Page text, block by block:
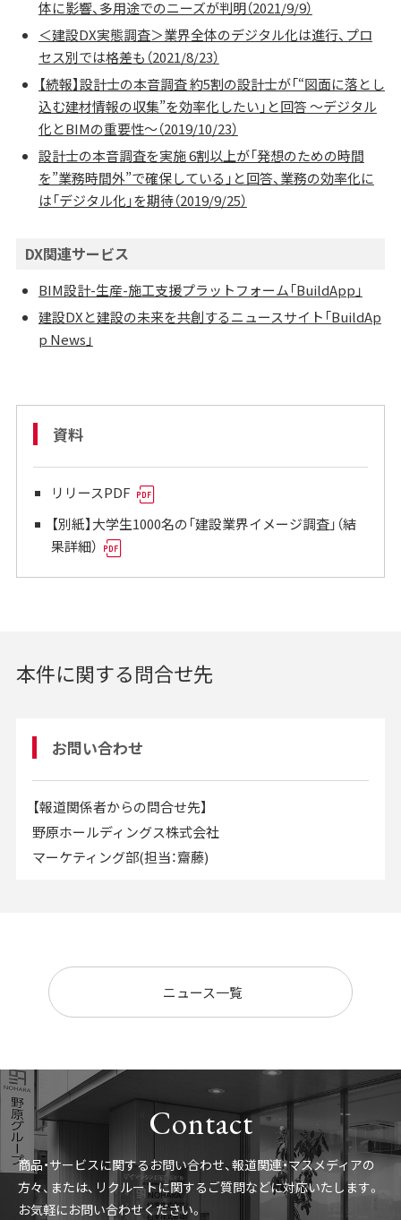
体に影響、多用途でのニーズが判明（2021/9/9）
＜建設DX実態調査＞業界全体のデジタル化は進行、プロ
セス別では格差も（2021/8/23）
【続報】設計士の本音調査 約5割の設計士が「“図面に落とし
込む建材情報の収集”を効率化したい」と回答 ～デジタル
化とBIMの重要性～（2019/10/23）
設計士の本音調査を実施 6割以上が「発想のための時間
を”業務時間外”で確保している」と回答、業務の効率化に
は「デジタル化」を期待（2019/9/25）
DX関連サービス
BIM設計-生産-施工支援プラットフォーム「BuildApp」
建設DXと建設の未来を共創するニュースサイト「BuildAp
p News」
資料
リリースPDF
【別紙】大学生1000名の「建設業界イメージ調査」（結
果詳細）
本件に関する問合せ先
お問い合わせ
【報道関係者からの問合せ先】
野原ホールディングス株式会社
マーケティング部(担当：齋藤)
ニュース一覧
Contact
商品・サービスに関するお問い合わせ、報道関連・マスメディアの
方々、 または、リクルートに関するご質問などに対応いたします。
お気軽にお問い合わせください。